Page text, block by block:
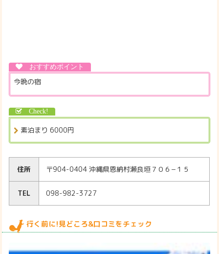
今晩の宿
素泊まり 6000円
住所 〒904-0404 沖縄県恩納村瀬良垣７０６−１５
TEL 098-982-3727
行く前に!見どころ&口コミをチェック